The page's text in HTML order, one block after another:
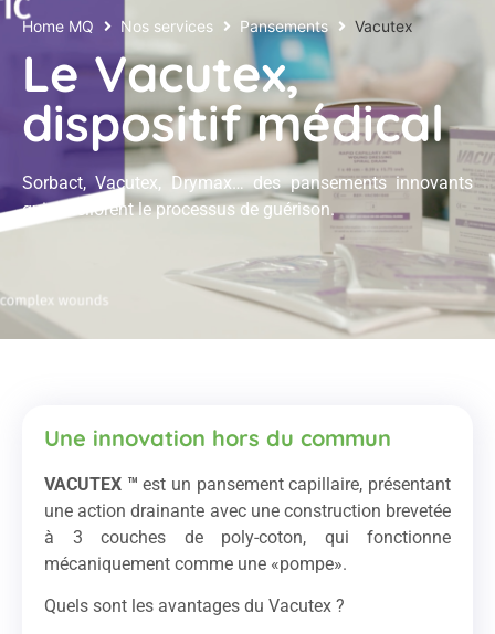
Home MQ Nos services Pansements Vacutex
Le Vacutex,
dispositif médical
Sorbact, Vacutex, Drymax… des pansements innovants
qui améliorent le processus de guérison.
Une innovation hors du commun
VACUTEX ™ est un pansement capillaire, présentant
une action drainante avec une construction brevetée
à 3 couches de poly-coton, qui fonctionne
mécaniquement comme une «pompe».
Quels sont les avantages du Vacutex ?